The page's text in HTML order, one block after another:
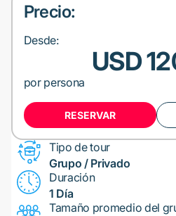
Precio:
Desde:
USD
por persona
RESERVAR
Tipo de tour
Grupo / Privado
Duración
1 Día
Tamaño promedio del